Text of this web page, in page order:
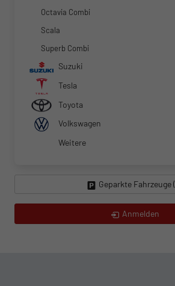
Octavia Combi
Scala
Superb Combi
Suzuki
Tesla
Toyota
Volkswagen
Weitere
Geparkte Fahrzeuge (
Anmelden